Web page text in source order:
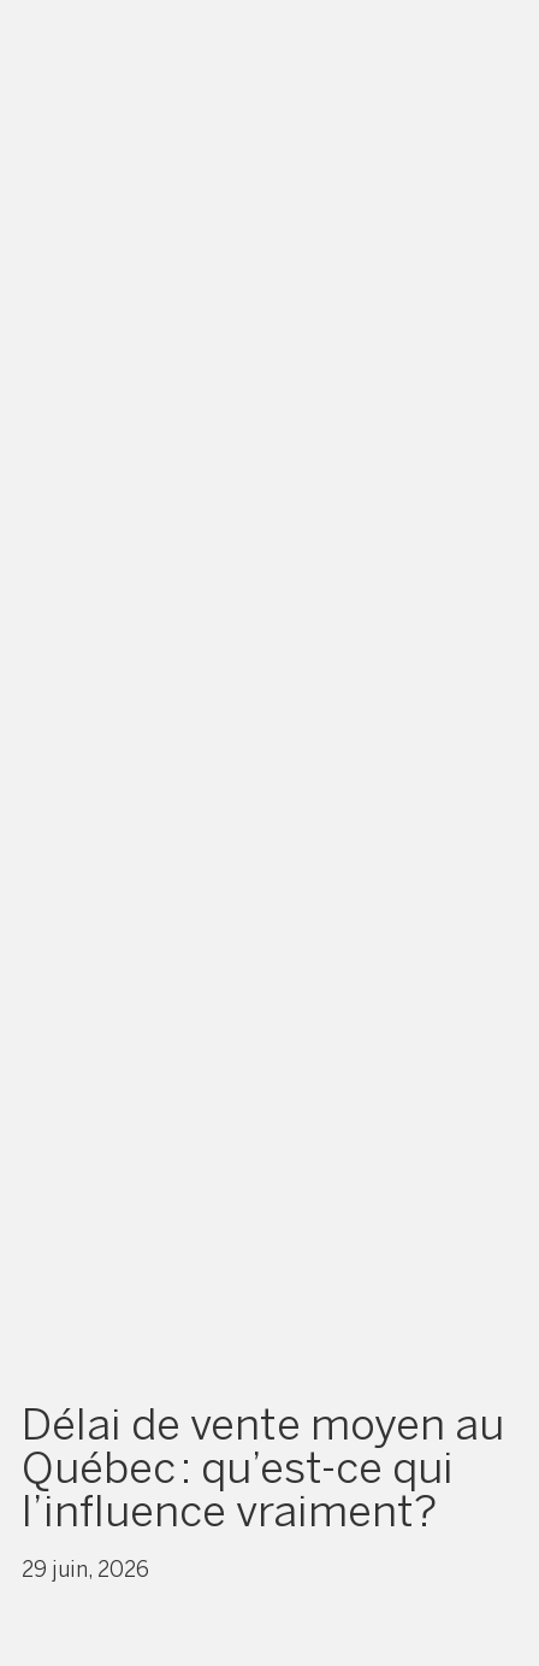
Délai de vente moyen au
Québec : qu’est-ce qui
l’influence vraiment?
29 juin, 2026